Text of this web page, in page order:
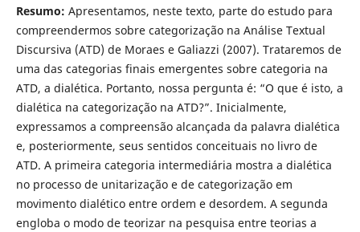
Resumo: Apresentamos, neste texto, parte do estudo para
compreendermos sobre categorização na Análise Textual
Discursiva (ATD) de Moraes e Galiazzi (2007). Trataremos de
uma das categorias finais emergentes sobre categoria na
ATD, a dialética. Portanto, nossa pergunta é: “O que é isto, a
dialética na categorização na ATD?”. Inicialmente,
expressamos a compreensão alcançada da palavra dialética
e, posteriormente, seus sentidos conceituais no livro de
ATD. A primeira categoria intermediária mostra a dialética
no processo de unitarização e de categorização em
movimento dialético entre ordem e desordem. A segunda
engloba o modo de teorizar na pesquisa entre teorias a